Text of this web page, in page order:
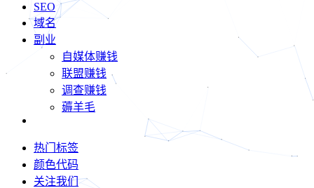
SEO
域名
副业
自媒体赚钱
联盟赚钱
调查赚钱
薅羊毛
热门标签
颜色代码
关注我们